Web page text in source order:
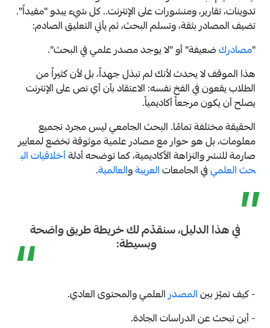
تدوينات، تقارير، ومنشورات على الإنترنت.. كل شيء يبدو "مفيداً".
تضيف المصادر بثقة، وتسلم البحث، ثم يأتي التعليق الصادم:
"مصادركضعيفة" أو "لا يوجد مصدر علمي في البحث".
هذا الموقف لا يحدث لأنك لم تبذل جهداً، بل لأن كثيراً من
الطلاب يقعون في الفخ نفسه: الاعتقاد بأن أي نص على الإنترنت
يصلح أن يكون مرجعاً أكاديمياً.
الحقيقة مختلفة تمامًا. البحث الجامعي ليس مجرد تجميع
معلومات، بل هو حوار مع مصادر علمية موثوقة تخضع لمعايير
صارمة للنشر والنزاهة الأكاديمية، كما توضحه أدلةأخلاقيات الب
حث العلميفي الجامعاتالعربيةوالعالمية.
”في هذا الدليل، سنقدّم لك خريطة طريق واضحة
وبسيطة: “ - كيف تميّز بينالمصدرالعلمي والمحتوى العادي.
- أين تبحث عن الدراسات الجادة.